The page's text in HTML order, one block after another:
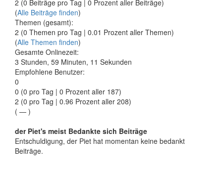
2 (0 Beiträge pro Tag | 0 Prozent aller Beiträge)
(Alle Beiträge finden)
Themen (gesamt):
2 (0 Themen pro Tag | 0.01 Prozent aller Themen)
(Alle Themen finden)
Gesamte Onlinezeit:
3 Stunden, 59 Minuten, 11 Sekunden
Empfohlene Benutzer:
0
0 (0 pro Tag | 0 Prozent aller 187)
2 (0 pro Tag | 0.96 Prozent aller 208)
( — )
der Piet's meist Bedankte sich Beiträge
Entschuldigung, der Piet hat momentan keine bedankt
Beiträge.